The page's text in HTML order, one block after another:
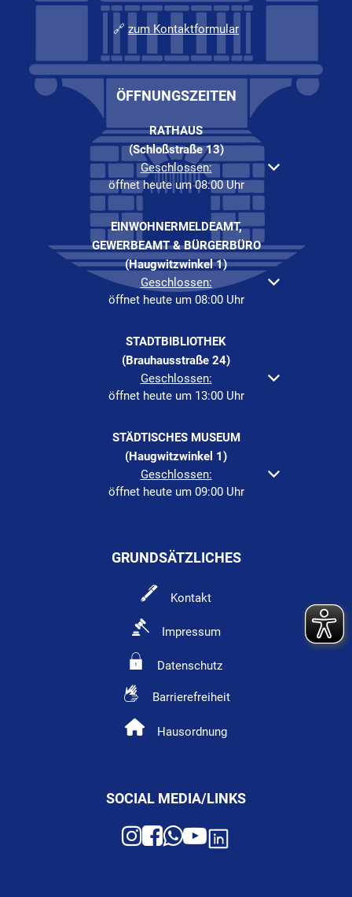
🔗 zum Kontaktformular
ÖFFNUNGSZEITEN
RATHAUS
(Schloßstraße 13)
Klicken, um weitere Öffnungs- oder Schließzeiten
Geschlossen:
öffnet heute um 08:00 Uhr
EINWOHNERMELDEAMT,
GEWERBEAMT & BÜRGERBÜRO
(Haugwitzwinkel 1)
Klicken, um weitere Öffnungs- oder Schließzeiten
Geschlossen:
öffnet heute um 08:00 Uhr
STADTBIBLIOTHEK
(Brauhausstraße 24)
Klicken, um weitere Öffnungs- oder Schließzeiten
Geschlossen:
öffnet heute um 13:00 Uhr
STÄDTISCHES MUSEUM
(Haugwitzwinkel 1)
Klicken, um weitere Öffnungs- oder Schließzeiten
Geschlossen:
öffnet heute um 09:00 Uhr
GRUNDSÄTZLICHES
Kontakt
Impressum
Datenschutz
Barrierefreiheit
Hausordnung
SOCIAL MEDIA/LINKS